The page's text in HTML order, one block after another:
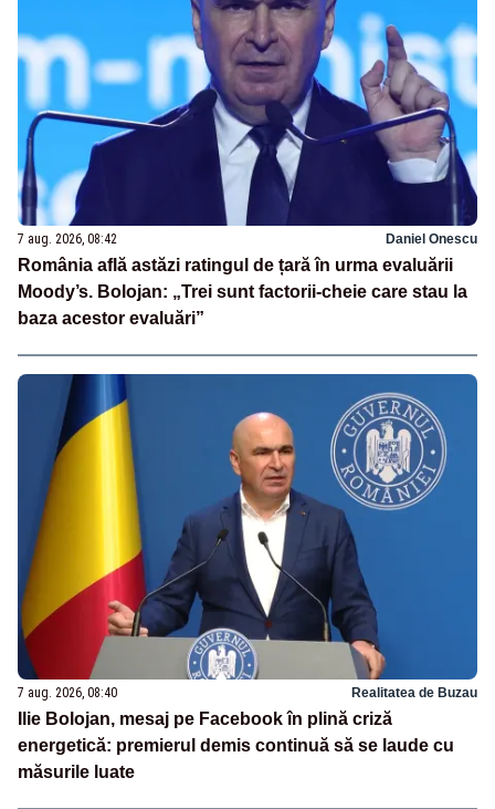
7 aug. 2026, 08:42 Daniel Onescu
România află astăzi ratingul de țară în urma evaluării
Moody’s. Bolojan: „Trei sunt factorii-cheie care stau la
baza acestor evaluări”
7 aug. 2026, 08:40 Realitatea de Buzau
Ilie Bolojan, mesaj pe Facebook în plină criză
energetică: premierul demis continuă să se laude cu
măsurile luate